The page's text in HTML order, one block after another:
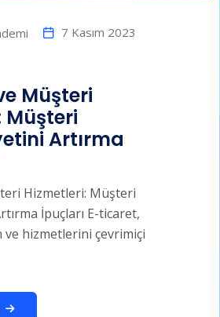
7 Kasım 2023
Müşteri
Müşteri
Artırma
Hizmetleri: Müşteri
İpuçları E-ticaret,
hizmetlerini çevrimiçi